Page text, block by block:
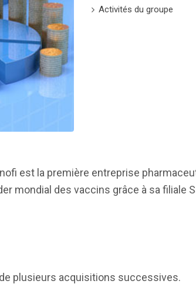
Activités du groupe
est la première entreprise
mondial des vaccins grâce à sa filiale
plusieurs acquisitions successives.